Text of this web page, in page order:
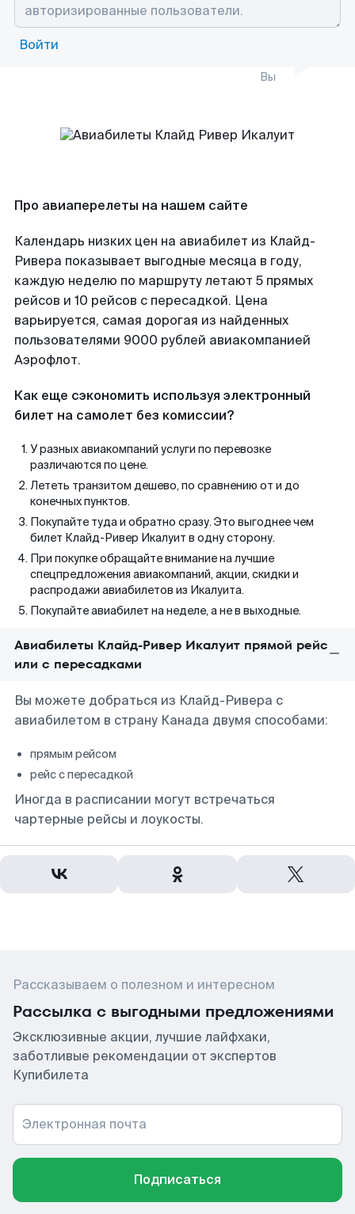
Войти
Вы
Про авиаперелеты на нашем сайте
Календарь низких цен на авиабилет из Клайд-
Ривера показывает выгодные месяца в году,
каждую неделю по маршруту летают 5 прямых
рейсов и 10 рейсов с пересадкой. Цена
варьируется, самая дорогая из найденных
пользователями 9000 рублей авиакомпанией
Аэрофлот.
Как еще сэкономить используя электронный
билет на самолет без комиссии?
У разных авиакомпаний услуги по перевозке
различаются по цене.
Лететь транзитом дешево, по сравнению от и до
конечных пунктов.
Покупайте туда и обратно сразу. Это выгоднее чем
билет Клайд-Ривер Икалуит в одну сторону.
При покупке обращайте внимание на лучшие
спецпредложения авиакомпаний, акции, скидки и
распродажи авиабилетов из Икалуита.
Покупайте авиабилет на неделе, а не в выходные.
Авиабилеты Клайд-Ривер Икалуит прямой рейс
или с пересадками
Вы можете добраться из Клайд-Ривера с
авиабилетом в страну Канада двумя способами:
прямым рейсом
рейс с пересадкой
Иногда в расписании могут встречаться
чартерные рейсы и лоукосты.
Рассказываем о полезном и интересном
Рассылка с выгодными предложениями
Эксклюзивные акции, лучшие лайфхаки,
заботливые рекомендации от экспертов
Купибилета
Электронная почта
Подписаться